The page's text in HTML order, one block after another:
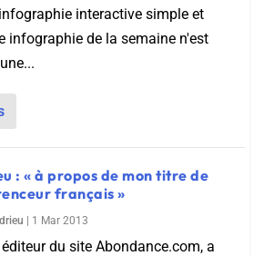
interactive simple et
infographie de la semaine n'est
: « à propos de mon titre de
français »
1 Mar 2013
du site Abondance.com, a